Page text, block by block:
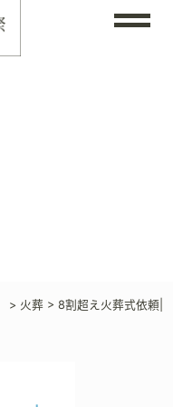
> 火葬 > 8割超え火葬式依頼|